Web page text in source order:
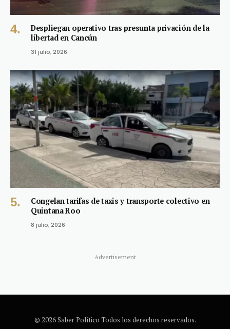
Despliegan operativo tras presunta privación de la
libertad en Cancún
31 julio, 2026
Congelan tarifas de taxis y transporte colectivo en
Quintana Roo
8 julio, 2026
Advertisement
© 2026 Saber Político Todos los derechos reservados.